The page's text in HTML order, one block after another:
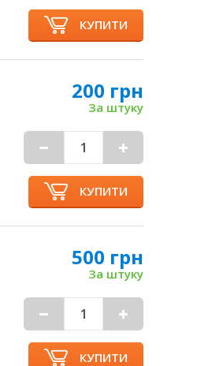
КУПИТИ
200 грн
За штуку
КУПИТИ
500 грн
За штуку
КУПИТИ